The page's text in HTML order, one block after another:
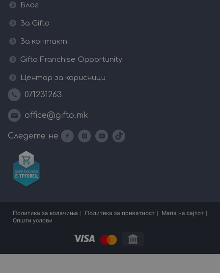
Блог
За Gifto
За контакт
Gifto Franchise Opportunity
Центар за корисници
071231263
office@gifto.mk
Следете не
Политика за колачиња Политика за приватност
Мапа на сајтот
Општи услови